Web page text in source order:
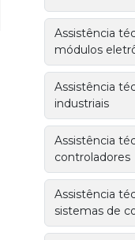
Assistência
módulos
Assistência
industriais
Assistência
controladores
Assistência
sistemas de